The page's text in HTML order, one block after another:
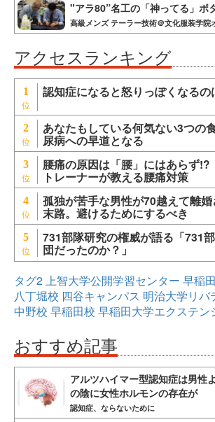
"アラ80”名工の「神ってる」ボ
高級メンズ テーラー技術＠文化服装学院
アクセスランキング
1 認知症になると怒りっぽくなるの
2 あなたもしている何気ない3つ
尿病への早道となる
3 腰痛の原因は「腰」にはあらず
トレーナーが教える腰痛対策
4 孤独が苦手な男性が70越えて離
末路。避けるためにするべき
5 731部隊研究の権威が語る「731
団だったのか？」
タグ2上智大学公開学習センター 早稲
八丁堀校 四谷キャンパス 明治大学リバ
中野校 早稲田校 早稲田大学エクステン
おすすめ記事
アルツハイマー型認知症は男性
の陰に女性ホルモンの存在が
認知症、ならないために